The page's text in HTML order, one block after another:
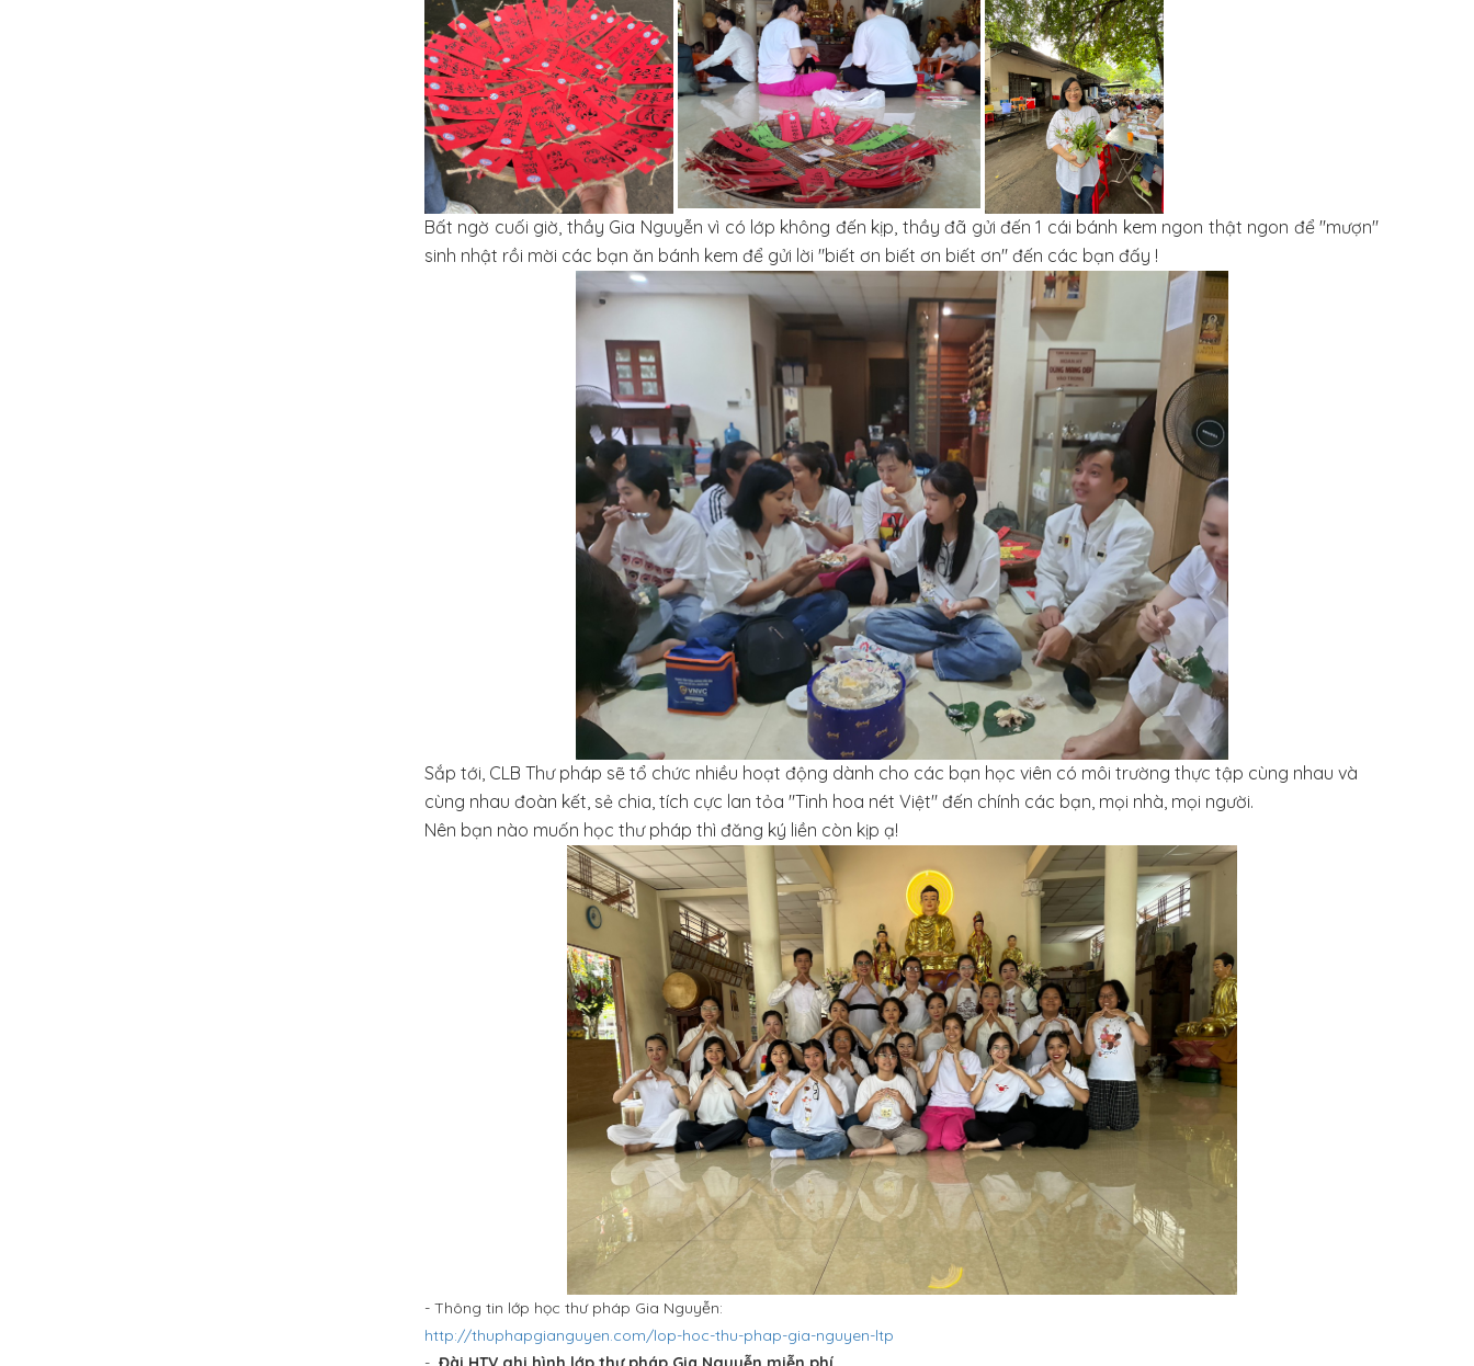
Bất ngờ cuối giờ, thầy Gia Nguyễn vì có lớp không đến kịp, thầy đã gửi đến 1 cái bánh kem ngon thật ngon để "mượn"
sinh nhật rồi mời các bạn ăn bánh kem để gửi lời "biết ơn biết ơn biết ơn" đến các bạn đấy !
Sắp tới, CLB Thư pháp sẽ tổ chức nhiều hoạt động dành cho các bạn học viên có môi trường thực tập cùng nhau và
cùng nhau đoàn kết, sẻ chia, tích cực lan tỏa "Tinh hoa nét Việt" đến chính các bạn, mọi nhà, mọi người.
Nên bạn nào muốn học thư pháp thì đăng ký liền còn kịp ạ!
- Thông tin lớp học thư pháp Gia Nguyễn:
http://thuphapgianguyen.com/lop-hoc-thu-phap-gia-nguyen-ltp